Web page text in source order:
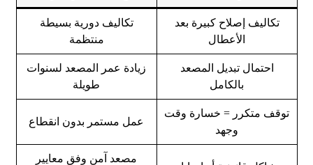
تكاليف إصلاح كبيرة بعد
الأعطال
تكاليف دورية بسيطة
منتظمة
احتمال تبديل المصعد
بالكامل
زيادة عمر المصعد لسنوات
طويلة
توقف متكرر = خسارة وقت
وجهد
عمل مستمر بدون انقطاع
مصعد آمن وفق معايير